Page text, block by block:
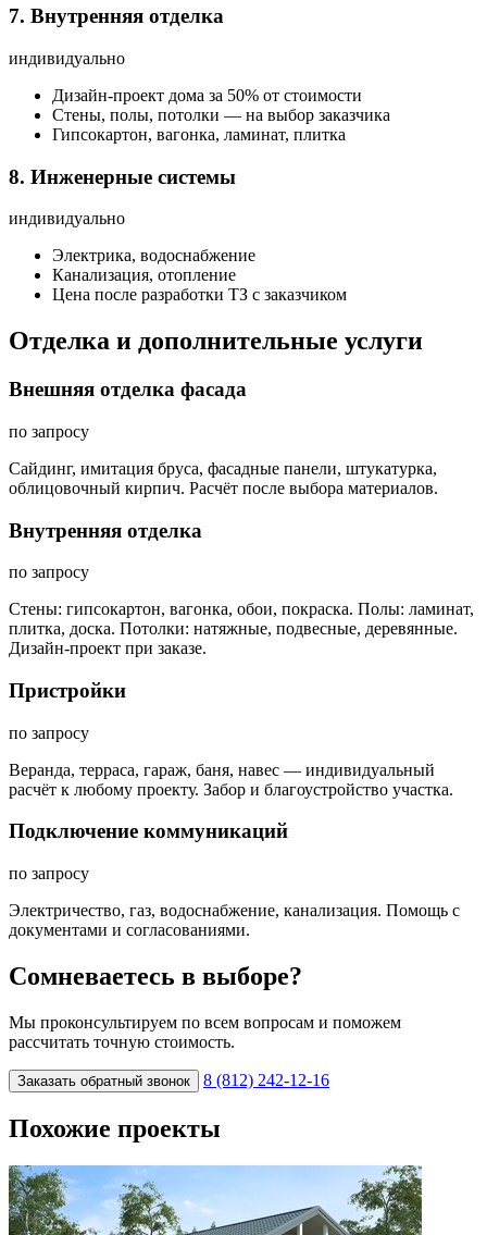
7. Внутренняя отделка
индивидуально
Дизайн-проект дома за 50% от стоимости
Стены, полы, потолки — на выбор заказчика
Гипсокартон, вагонка, ламинат, плитка
8. Инженерные системы
индивидуально
Электрика, водоснабжение
Канализация, отопление
Цена после разработки ТЗ с заказчиком
Отделка и дополнительные услуги
Внешняя отделка фасада
по запросу
Сайдинг, имитация бруса, фасадные панели, штукатурка,
облицовочный кирпич. Расчёт после выбора материалов.
Внутренняя отделка
по запросу
Стены: гипсокартон, вагонка, обои, покраска. Полы: ламинат,
плитка, доска. Потолки: натяжные, подвесные, деревянные.
Дизайн-проект при заказе.
Пристройки
по запросу
Веранда, терраса, гараж, баня, навес — индивидуальный
расчёт к любому проекту. Забор и благоустройство участка.
Подключение коммуникаций
по запросу
Электричество, газ, водоснабжение, канализация. Помощь с
документами и согласованиями.
Сомневаетесь в выборе?
Мы проконсультируем по всем вопросам и поможем
рассчитать точную стоимость.
Заказать обратный звонок 8 (812) 242-12-16
Похожие проекты